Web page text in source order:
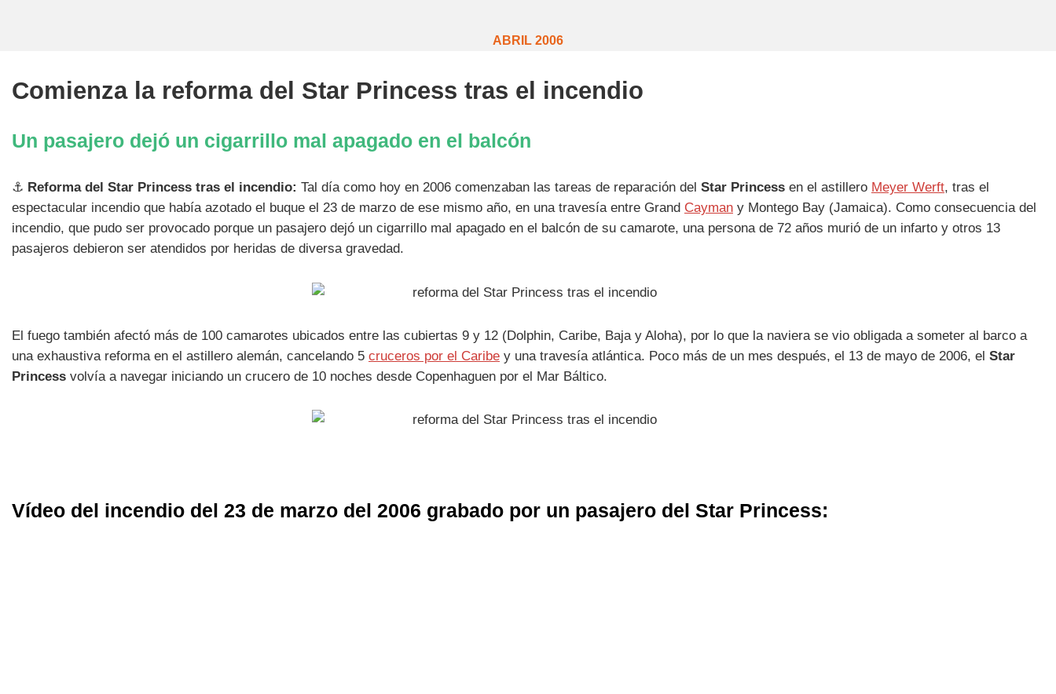
ABRIL 2006
Comienza la reforma del Star Princess tras el incendio
Un pasajero dejó un cigarrillo mal apagado en el balcón
⚓ Reforma del Star Princess tras el incendio: Tal día como hoy en 2006 comenzaban las tareas de reparación del Star Princess en el astillero Meyer Werft, tras el
espectacular incendio que había azotado el buque el 23 de marzo de ese mismo año, en una travesía entre Grand Cayman y Montego Bay (Jamaica). Como consecuencia del
incendio, que pudo ser provocado porque un pasajero dejó un cigarrillo mal apagado en el balcón de su camarote, una persona de 72 años murió de un infarto y otros 13
pasajeros debieron ser atendidos por heridas de diversa gravedad.
El fuego también afectó más de 100 camarotes ubicados entre las cubiertas 9 y 12 (Dolphin, Caribe, Baja y Aloha), por lo que la naviera se vio obligada a someter al barco a
una exhaustiva reforma en el astillero alemán, cancelando 5 cruceros por el Caribe y una travesía atlántica. Poco más de un mes después, el 13 de mayo de 2006, el Star
Princess volvía a navegar iniciando un crucero de 10 noches desde Copenhaguen por el Mar Báltico.
Vídeo del incendio del 23 de marzo del 2006 grabado por un pasajero del Star Princess: